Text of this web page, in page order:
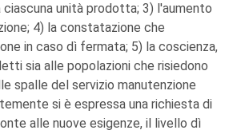
unità prodotta; 3) l'aumento
4) la constatazione che
in caso dì fermata; 5) la coscienza,
sia alle popolazioni che risiedono
spalle del servizio manutenzione
si è espressa una richiesta di
alle nuove esigenze, il livello dì